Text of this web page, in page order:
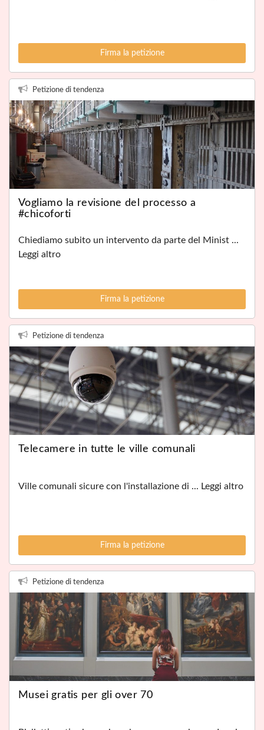
Firma la petizione
Petizione di tendenza
Vogliamo la revisione del processo a
#chicoforti
Chiediamo subito un intervento da parte del Minist ...
Leggi altro
Firma la petizione
Petizione di tendenza
Telecamere in tutte le ville comunali
Ville comunali sicure con l'installazione di ... Leggi altro
Firma la petizione
Petizione di tendenza
Musei gratis per gli over 70